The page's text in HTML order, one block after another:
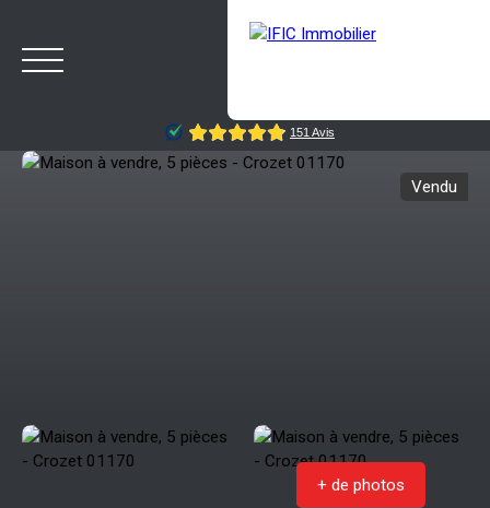
Vendu
+ de photos